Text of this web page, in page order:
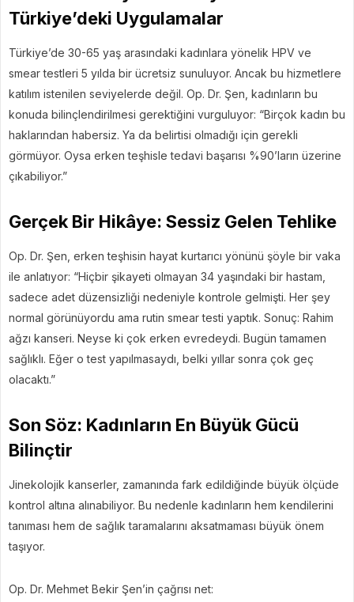
Türkiye’deki Uygulamalar
Türkiye’de 30-65 yaş arasındaki kadınlara yönelik HPV ve
smear testleri 5 yılda bir ücretsiz sunuluyor. Ancak bu hizmetlere
katılım istenilen seviyelerde değil. Op. Dr. Şen, kadınların bu
konuda bilinçlendirilmesi gerektiğini vurguluyor: “Birçok kadın bu
haklarından habersiz. Ya da belirtisi olmadığı için gerekli
görmüyor. Oysa erken teşhisle tedavi başarısı %90’ların üzerine
çıkabiliyor.”
Gerçek Bir Hikâye: Sessiz Gelen Tehlike
Op. Dr. Şen, erken teşhisin hayat kurtarıcı yönünü şöyle bir vaka
ile anlatıyor: “Hiçbir şikayeti olmayan 34 yaşındaki bir hastam,
sadece adet düzensizliği nedeniyle kontrole gelmişti. Her şey
normal görünüyordu ama rutin smear testi yaptık. Sonuç: Rahim
ağzı kanseri. Neyse ki çok erken evredeydi. Bugün tamamen
sağlıklı. Eğer o test yapılmasaydı, belki yıllar sonra çok geç
olacaktı.”
Son Söz: Kadınların En Büyük Gücü
Bilinçtir
Jinekolojik kanserler, zamanında fark edildiğinde büyük ölçüde
kontrol altına alınabiliyor. Bu nedenle kadınların hem kendilerini
tanıması hem de sağlık taramalarını aksatmaması büyük önem
taşıyor.
Op. Dr. Mehmet Bekir Şen’in çağrısı net: